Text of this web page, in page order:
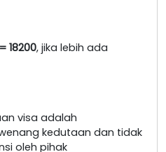
18200, jika lebih ada
visa adalah
kedutaan dan tidak
oleh pihak